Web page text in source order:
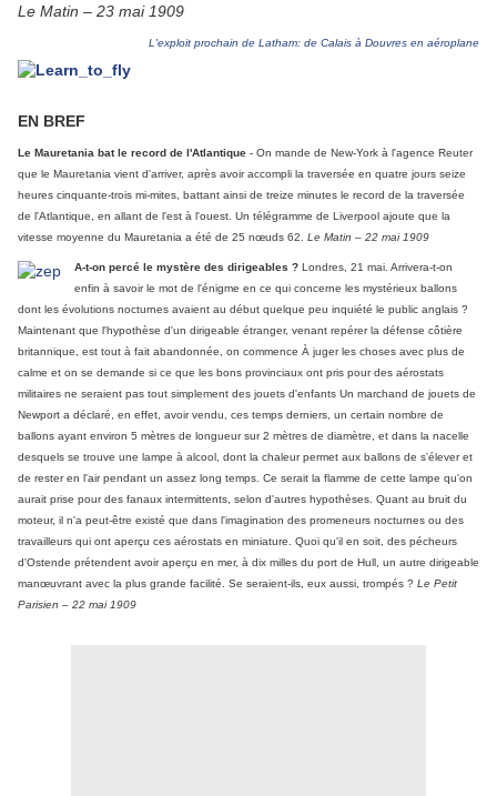
Le Matin – 23 mai 1909
L'exploit prochain de Latham: de Calais à Douvres en aéroplane
EN BREF
Le Mauretania bat le record de l'Atlantique - On mande de New-York à l'agence Reuter
que le Mauretania vient d'arriver, après avoir accompli la traversée en quatre jours seize
heures cinquante-trois mi-mites, battant ainsi de treize minutes le record de la traversée
de l'Atlantique, en allant de l'est à l'ouest. Un télégramme de Liverpool ajoute que la
vitesse moyenne du Mauretania a été de 25 nœuds 62. Le Matin – 22 mai 1909
A-t-on percé le mystère des dirigeables ? Londres, 21 mai. Arrivera-t-on
enfin à savoir le mot de l'énigme en ce qui concerne les mystérieux ballons
dont les évolutions nocturnes avaient au début quelque peu inquiété le public anglais ?
Maintenant que l'hypothèse d'un dirigeable étranger, venant repérer la défense côtière
britannique, est tout à fait abandonnée, on commence À juger les choses avec plus de
calme et on se demande si ce que les bons provinciaux ont pris pour des aérostats
militaires ne seraient pas tout simplement des jouets d'enfants Un marchand de jouets de
Newport a déclaré, en effet, avoir vendu, ces temps derniers, un certain nombre de
ballons ayant environ 5 mètres de longueur sur 2 mètres de diamètre, et dans la nacelle
desquels se trouve une lampe à alcool, dont la chaleur permet aux ballons de s'élever et
de rester en l'air pendant un assez long temps. Ce serait la flamme de cette lampe qu'on
aurait prise pour des fanaux intermittents, selon d'autres hypothèses. Quant au bruit du
moteur, il n'a peut-être existé que dans l'imagination des promeneurs nocturnes ou des
travailleurs qui ont aperçu ces aérostats en miniature. Quoi qu'il en soit, des pécheurs
d'Ostende prétendent avoir aperçu en mer, à dix milles du port de Hull, un autre dirigeable
manœuvrant avec la plus grande facilité. Se seraient-ils, eux aussi, trompés ? Le Petit
Parisien – 22 mai 1909